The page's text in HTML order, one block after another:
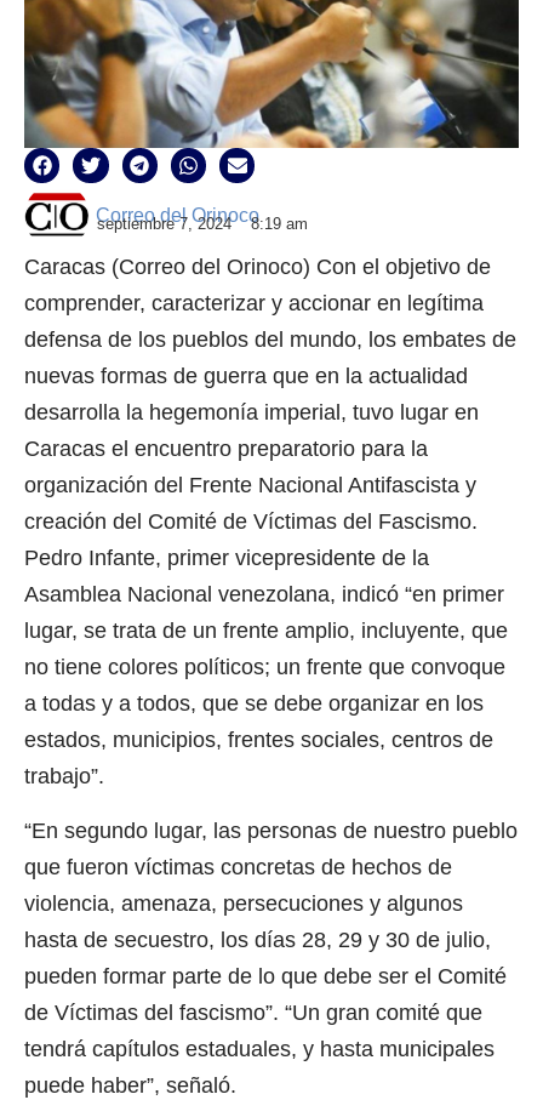
Correo del Orinoco
septiembre 7, 2024 8:19 am
Caracas (Correo del Orinoco) Con el objetivo de
comprender, caracterizar y accionar en legítima
defensa de los pueblos del mundo, los embates de
nuevas formas de guerra que en la actualidad
desarrolla la hegemonía imperial, tuvo lugar en
Caracas el encuentro preparatorio para la
organización del Frente Nacional Antifascista y
creación del Comité de Víctimas del Fascismo.
Pedro Infante, primer vicepresidente de la
Asamblea Nacional venezolana, indicó “en primer
lugar, se trata de un frente amplio, incluyente, que
no tiene colores políticos; un frente que convoque
a todas y a todos, que se debe organizar en los
estados, municipios, frentes sociales, centros de
trabajo”.
“En segundo lugar, las personas de nuestro pueblo
que fueron víctimas concretas de hechos de
violencia, amenaza, persecuciones y algunos
hasta de secuestro, los días 28, 29 y 30 de julio,
pueden formar parte de lo que debe ser el Comité
de Víctimas del fascismo”. “Un gran comité que
tendrá capítulos estaduales, y hasta municipales
puede haber”, señaló.